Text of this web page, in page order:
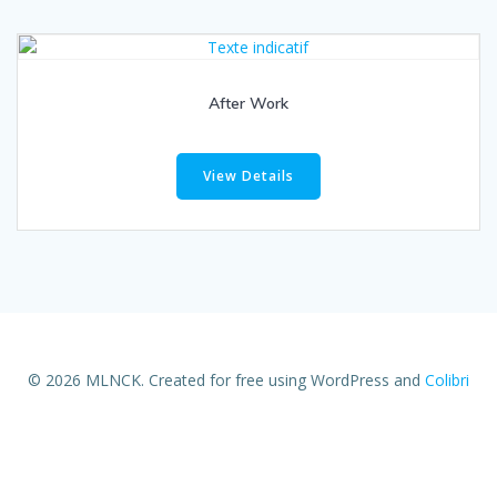
After Work
View Details
© 2026 MLNCK. Created for free using WordPress and Colibri